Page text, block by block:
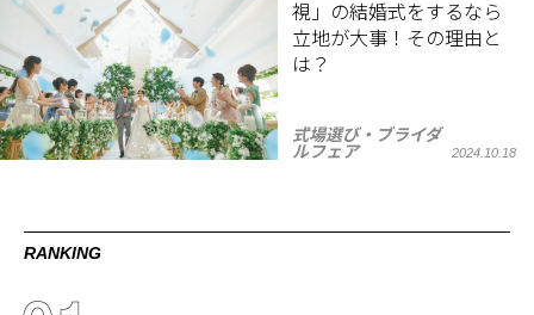
視」の結婚式をするなら
立地が大事！その理由と
は？
式場選び・ブライダ
ルフェア
2024.10.18
RANKING